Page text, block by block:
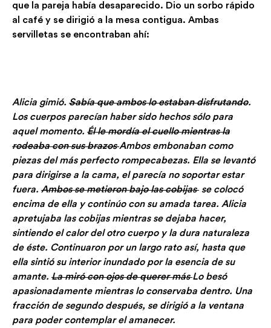
que la pareja había desaparecido. Dio un sorbo rápido
al café y se dirigió a la mesa contigua. Ambas
servilletas se encontraban ahí:
Alicia gimió. Sabía que ambos lo estaban disfrutando.
Los cuerpos parecían haber sido hechos sólo para
aquel momento. Él le mordía el cuello mientras la
rodeaba con sus brazosAmbos embonaban como
piezas del más perfecto rompecabezas. Ella se levantó
para dirigirse a la cama, el parecía no soportar estar
fuera. Ambos se metieron bajo las cobijas se colocó
encima de ella y continúo con su amada tarea. Alicia
apretujaba las cobijas mientras se dejaba hacer,
sintiendo el calor del otro cuerpo y la dura naturaleza
de éste. Continuaron por un largo rato así, hasta que
ella sintió su interior inundado por la esencia de su
amante. La miró con ojos de querer másLo besó
apasionadamente mientras lo conservaba dentro. Una
fracción de segundo después, se dirigió a la ventana
para poder contemplar el amanecer.